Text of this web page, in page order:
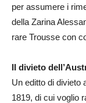
per assumere i
della Zarina
rare Trousse con
Il divieto
Un editto di divieto
1819, di cui voglio